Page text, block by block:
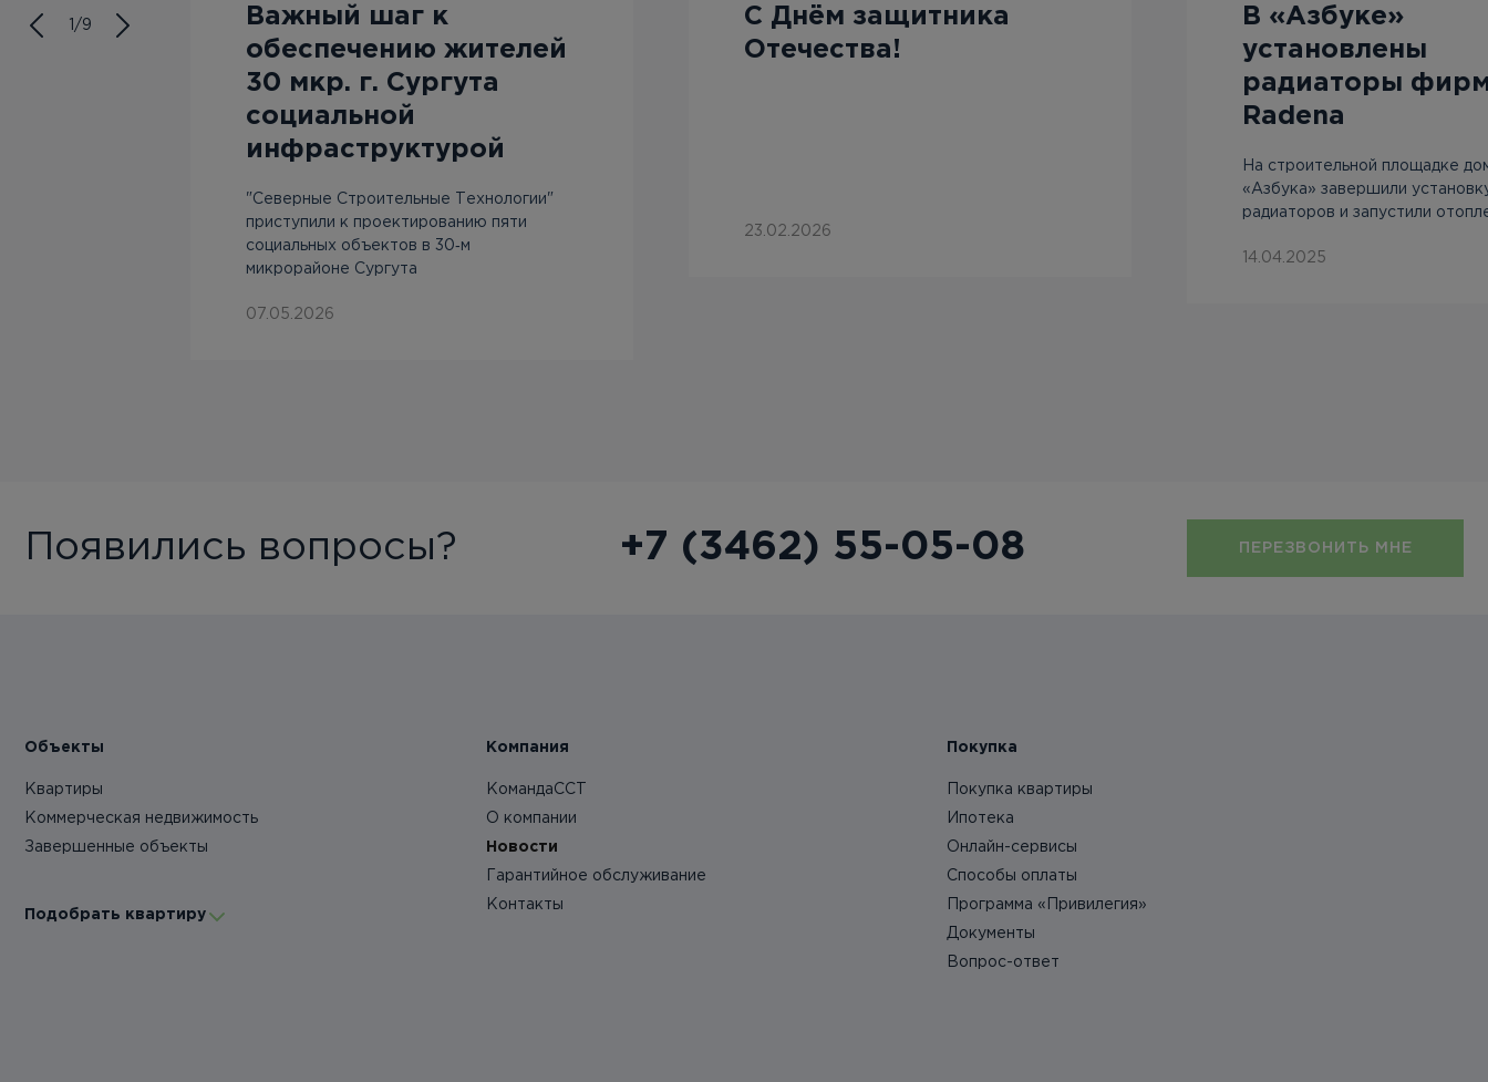
1/9
Важный шаг к
обеспечению жителей
30 мкр. г. Сургута
социальной
инфраструктурой
"Северные Строительные Технологии"
приступили к проектированию пяти
социальных объектов в 30‑м
микрорайоне Сургута
07.05.2026
С Днём защитника
Отечества!
23.02.2026
В «Азбуке»
установлены
радиаторы
Radena
На строительной площадке
«Азбука» завершили
радиаторов и запустили
14.04.2025
Появились вопросы? +7 (3462) 55-05-08 ПЕРЕЗВОНИТЬ МНЕ
Объекты
Квартиры
Коммерческая недвижимость
Завершенные объекты
Подобрать квартиру
Компания
КомандаССТ
О компании
Новости
Гарантийное обслуживание
Контакты
Покупка
Покупка квартиры
Ипотека
Онлайн-сервисы
Способы оплаты
Программа «Привилегия»
Документы
Вопрос-ответ